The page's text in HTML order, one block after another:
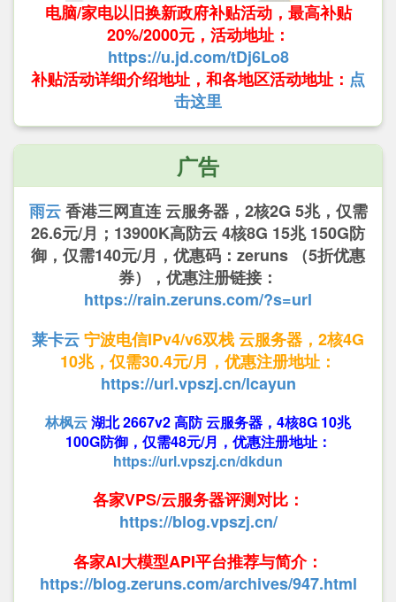
电脑/家电以旧换新政府补贴活动，最高补贴
20%/2000元，活动地址：
https://u.jd.com/tDj6Lo8
补贴活动详细介绍地址，和各地区活动地址： 点
击这里
广告
雨云香港三网直连 云服务器，2核2G 5兆，仅需
26.6元/月；13900K高防云 4核8G 15兆 150G防
御，仅需140元/月，优惠码：zeruns （5折优惠
券），优惠注册链接：
https://rain.zeruns.com/?s=url
莱卡云宁波电信IPv4/v6双栈 云服务器，2核4G
10兆，仅需30.4元/月，优惠注册地址：
https://url.vpszj.cn/lcayun
林枫云湖北 2667v2 高防 云服务器，4核8G 10兆
100G防御，仅需48元/月，优惠注册地址：
https://url.vpszj.cn/dkdun
各家VPS/云服务器评测对比：
https://blog.vpszj.cn/
各家AI大模型API平台推荐与简介：
https://blog.zeruns.com/archives/947.html